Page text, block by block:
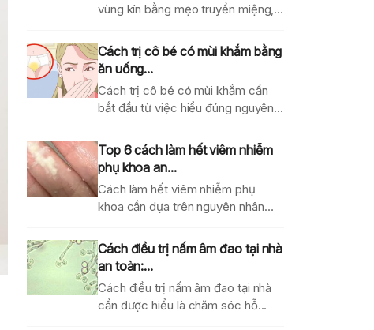
vùng kín bằng mẹo truyền miệng,
Cách trị cô bé có mùi khắm bằng
ăn uống...
Cách trị cô bé có mùi khắm cần
bắt đầu từ việc hiểu đúng nguyên...
Top 6 cách làm hết viêm nhiễm
phụ khoa an...
Cách làm hết viêm nhiễm phụ
khoa cần dựa trên nguyên nhân
Cách điều trị nấm âm đao tại nhà
an toàn:...
Cách điều trị nấm âm đao tại nhà
cần được hiểu là chăm sóc hỗ...